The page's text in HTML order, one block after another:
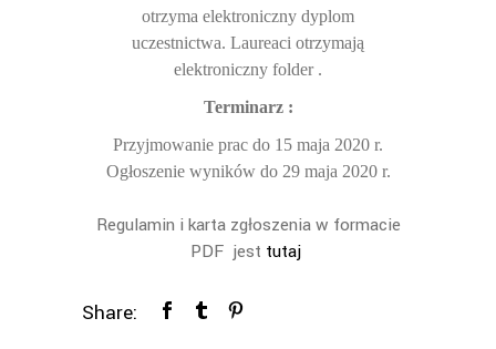
otrzyma elektroniczny dyplom
uczestnictwa. Laureaci otrzymają
elektroniczny folder .
Terminarz :
Przyjmowanie prac do 15 maja 2020 r.
Ogłoszenie wyników do 29 maja 2020 r.
Regulamin i karta zgłoszenia w formacie
PDF jest tutaj
Share: